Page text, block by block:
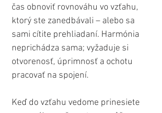
čas obnoviť rovnováhu vo vzťahu,
ktorý ste zanedbávali – alebo sa
sami cítite prehliadaní. Harmónia
neprichádza sama; vyžaduje si
otvorenosť, úprimnosť a ochotu
pracovať na spojení.
Keď do vzťahu vedome prinesiete